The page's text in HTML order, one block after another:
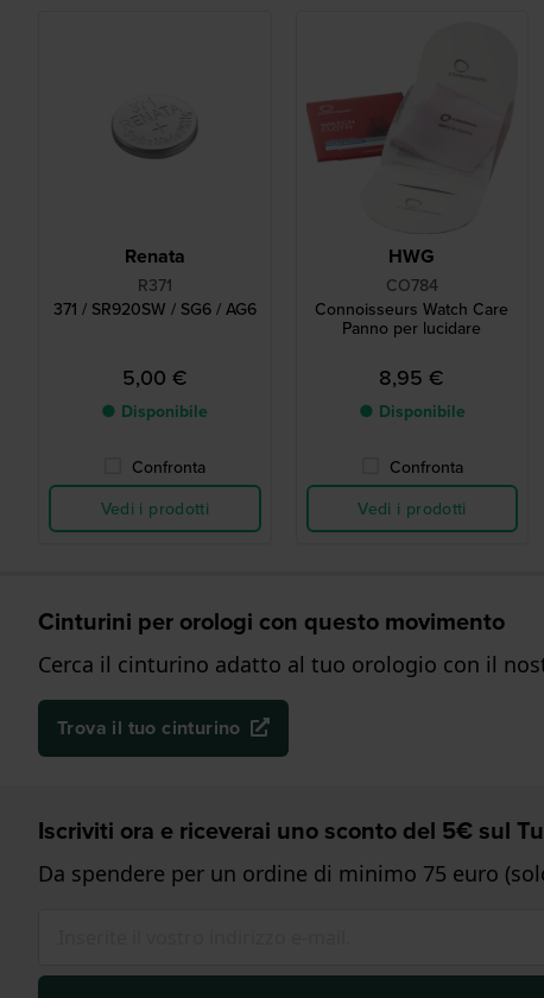
Renata
R371
371 / SR920SW / SG6 / AG6
5,00 €
● Disponibile
Confronta
Vedi i prodotti
HWG
CO784
Connoisseurs Watch Care
Panno per lucidare
8,95 €
● Disponibile
Confronta
Vedi i prodotti
Cinturini per orologi con questo movimento
Cerca il cinturino adatto al tuo orologio con il
Trova il tuo cinturino
Iscriviti ora e riceverai uno sconto del 5€ sul
Da spendere per un ordine di minimo 75 euro